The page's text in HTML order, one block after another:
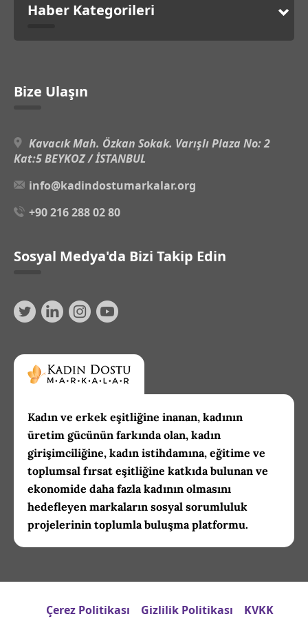
Haber Kategorileri
Bize Ulaşın
Kavacık Mah. Özkan Sokak. Varışlı Plaza No: 2
Kat:5 BEYKOZ / İSTANBUL
info@kadindostumarkalar.org
+90 216 288 02 80
Sosyal Medya'da Bizi Takip Edin
Kadın ve erkek eşitliğine inanan, kadının
üretim gücünün farkında olan, kadın
girişimciliğine, kadın istihdamına, eğitime ve
toplumsal fırsat eşitliğine katkıda bulunan ve
ekonomide daha fazla kadının olmasını
hedefleyen markaların sosyal sorumluluk
projelerinin toplumla buluşma platformu.
Çerez Politikası Gizlilik Politikası KVKK